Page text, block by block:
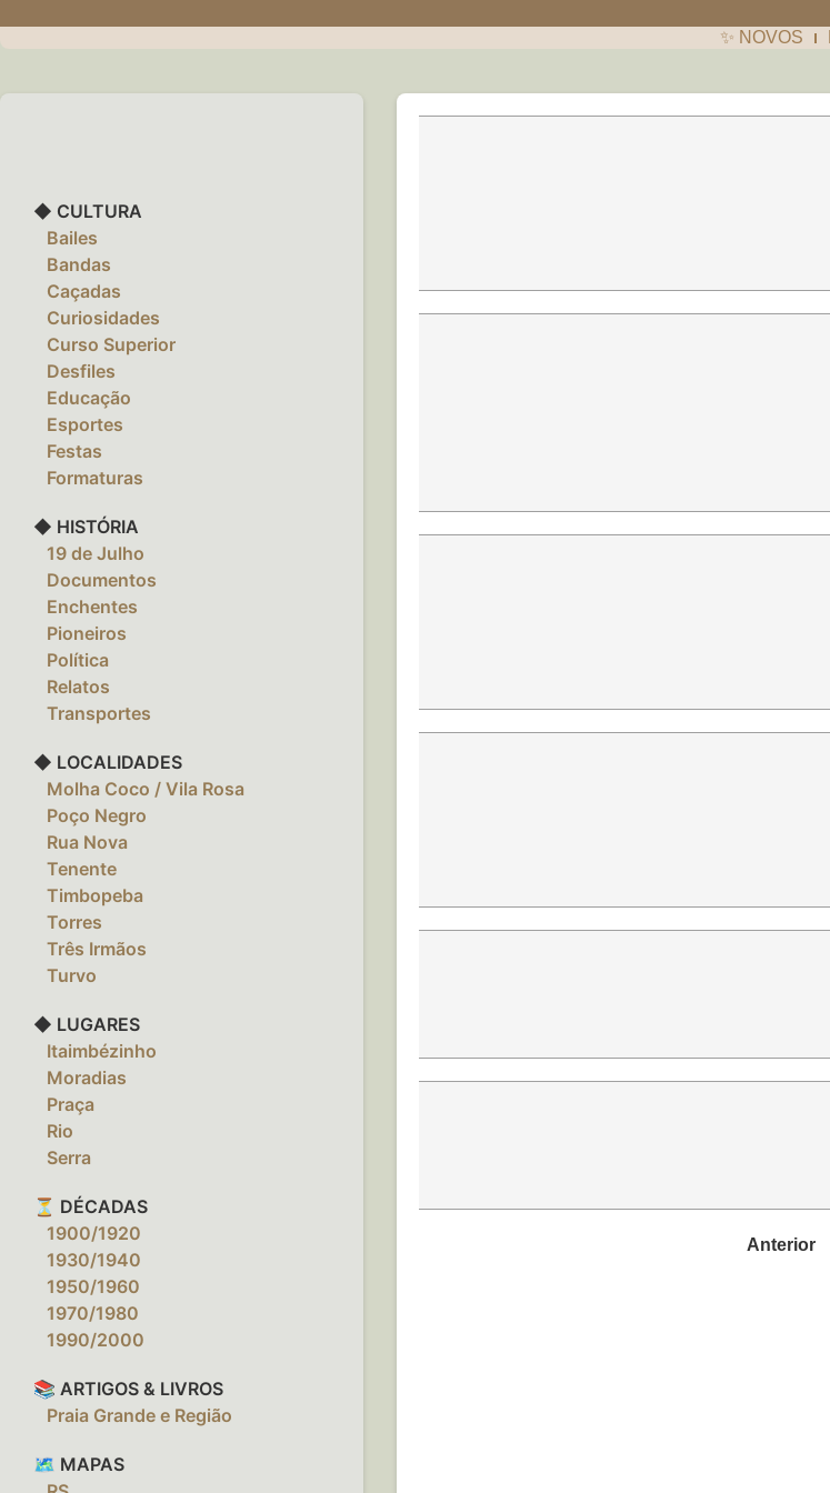
✨ NOVOS
◆ CULTURA
‎ ‎ ‎ Bailes
‎ ‎ ‎ Bandas
‎ ‎ ‎ Caçadas
‎ ‎ ‎ Curiosidades
‎ ‎ ‎ Curso Superior
‎ ‎ ‎ Desfiles
‎ ‎ ‎ Educação
‎ ‎ ‎ Esportes
‎ ‎ ‎ Festas
‎ ‎ ‎ Formaturas
◆ HISTÓRIA
‎ ‎ ‎ 19 de Julho
‎ ‎ ‎ Documentos
‎ ‎ ‎ Enchentes
‎ ‎ ‎ Pioneiros
‎ ‎ ‎ Política
‎ ‎ ‎ Relatos
‎ ‎ ‎ Transportes
◆ LOCALIDADES
‎ ‎ ‎ Molha Coco / Vila Rosa
‎ ‎ ‎ Poço Negro
‎ ‎ ‎ Rua Nova
‎ ‎ ‎ Tenente
‎ ‎ ‎ Timbopeba
‎ ‎ ‎ Torres
‎ ‎ ‎ Três Irmãos
‎ ‎ ‎ Turvo
◆ LUGARES
‎ ‎ ‎ Itaimbézinho
‎ ‎ ‎ Moradias
‎ ‎ ‎ Praça
‎ ‎ ‎ Rio
‎ ‎ ‎ Serra
⏳ DÉCADAS
‎ ‎ ‎ 1900/1920
‎ ‎ ‎ 1930/1940
‎ ‎ ‎ 1950/1960
‎ ‎ ‎ 1970/1980
‎ ‎ ‎ 1990/2000
📚 ARTIGOS & LIVROS
‎ ‎ ‎ Praia Grande e Região
🗺️ MAPAS
Anterior